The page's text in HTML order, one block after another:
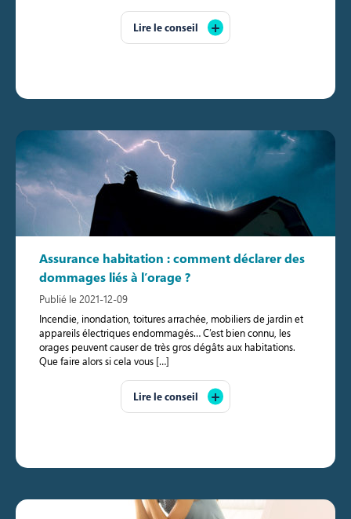
Lire le conseil
Assurance habitation : comment déclarer des
dommages liés à l’orage ?
Publié le 2021-12-09
Incendie, inondation, toitures arrachée, mobiliers de jardin et
appareils électriques endommagés… C’est bien connu, les
orages peuvent causer de très gros dégâts aux habitations.
Que faire alors si cela vous […]
Lire le conseil